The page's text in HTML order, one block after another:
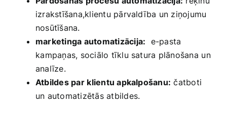
izrakstīšana,klientu‍ pārvaldība un ziņojumu
nosūtīšana.
marketinga ‌automatizācija: ​ e-pasta
⁢kampaņas, sociālo tīklu satura plānošana⁣ un
analīze.
Atbildes par ⁢klientu apkalpošanu: čatboti
un automatizētās atbildes.